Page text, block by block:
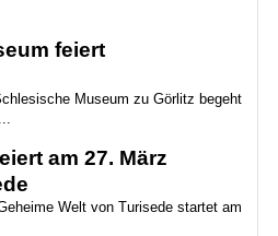
feiert
Museum zu Görlitz begeht
am 27. März
Welt von Turisede startet am